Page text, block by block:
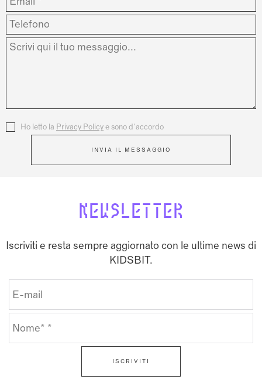
Telefono
Messaggio *
Privacy *
Ho letto la Privacy Policy e sono d'accordo
INVIA IL MESSAGGIO
NEWSLETTER
Iscriviti e resta sempre aggiornato con le ultime news di
KIDSBIT.
ISCRIVITI